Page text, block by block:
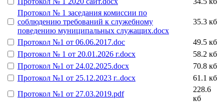
Протокол № 1 заседания комиссии по
соблюдению требований к служебному
поведению муниципальных служащих.docx
35.3 кб
Протокол №1 от 06.06.2017.doc
49.5 кб
Протокол № 1 от 20.01.2026 г.docx
58.2 кб
Протокол №1 от 24.02.2025.docx
70.8 кб
Протокол №1 от 25.12.2023 г..docx
61.1 кб
Протокол №1 от 27.03.2019.pdf
228.6
кб